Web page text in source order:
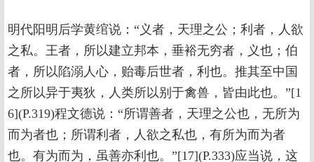
明代阳明后学黄绾说：“义者，天理之公；利者，人欲
之私。王者，所以建立邦本，垂裕无穷者，义也；伯
者，所以陷溺人心，贻毒后世者，利也。推其至中国
之所以异于夷狄，人类所以别于禽兽，皆由此也。”[1
6](P.319)程文德说：“所谓善者，天理之公也，无所为
而为者也；所谓利者，人欲之私也，有所为而为者
也。有为而为，虽善亦利也。”[17](P.333)应当说，这